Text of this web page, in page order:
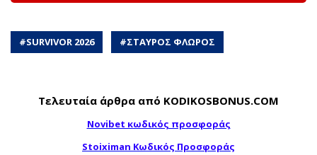
#SURVIVOR 2026 #ΣΤΑΥΡΟΣ ΦΛΩΡΟΣ
Τελευταία άρθρα από KODIKOSBONUS.COM
Novibet κωδικός προσφοράς
Stoiximan Κωδικός Προσφοράς